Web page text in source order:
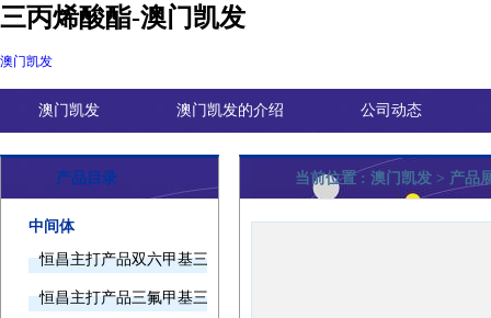
三丙烯酸酯-澳门凯发
澳门凯发
澳门凯发 澳门凯发的介绍 公司动态
产品目录
中间体
恒昌主打产品双六甲基三胺欢迎询价
恒昌主打产品三氟甲基三甲基硅烷欢迎询价
当前位置 : 澳门凯发 > 产品